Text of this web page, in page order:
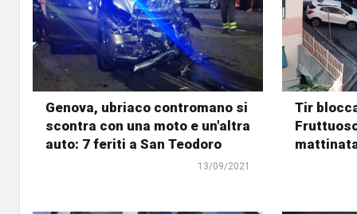
Genova, ubriaco contromano si
scontra con una moto e un'altra
auto: 7 feriti a San Teodoro
13/09/2021
Tir